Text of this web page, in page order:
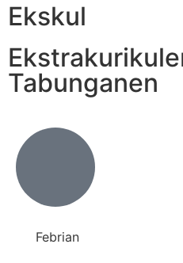
Ekskul
Tabunganen
Febrian